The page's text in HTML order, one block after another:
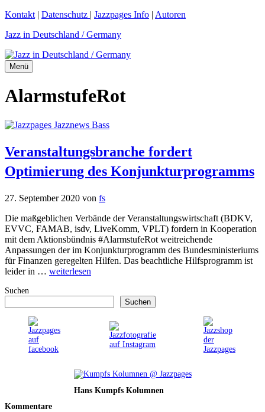
Zum
springen
Kontakt | Datenschutz | Jazzpages Info | Autoren
Jazz in Deutschland / Germany
Menü
AlarmstufeRot
Veranstaltungsbranche fordert
Optimierung des Konjunkturprogramms
27. September 2020 von fs
Die maßgeblichen Verbände der Veranstaltungswirtschaft (BDKV,
EVVC, FAMAB, isdv, LiveKomm, VPLT) fordern in Kooperation
mit dem Aktionsbündnis #AlarmstufeRot weitreichende
Anpassungen der im Konjunkturprogramm des Bundesministeriums
für Finanzen geregelten Hilfen. Das beachtliche Hilfsprogramm ist
leider in … weiterlesen
Suchen
Suchen
Hans Kumpfs Kolumnen
Kommentare